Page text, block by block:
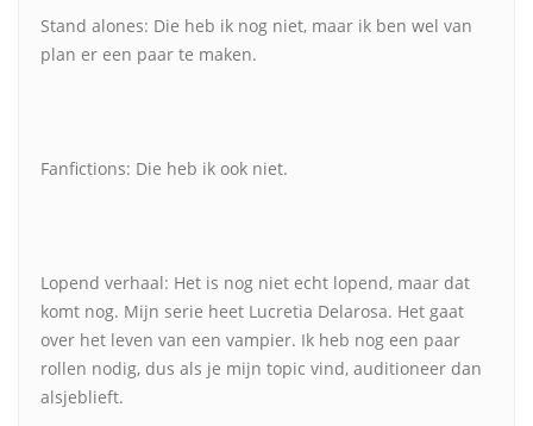
Stand alones: Die heb ik nog niet, maar ik ben wel van
plan er een paar te maken.
Fanfictions: Die heb ik ook niet.
Lopend verhaal: Het is nog niet echt lopend, maar dat
komt nog. Mijn serie heet Lucretia Delarosa. Het gaat
over het leven van een vampier. Ik heb nog een paar
rollen nodig, dus als je mijn topic vind, auditioneer dan
alsjeblieft.